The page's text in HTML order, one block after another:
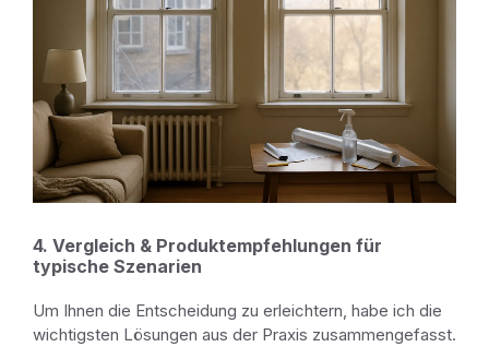
4. Vergleich & Produktempfehlungen für
typische Szenarien
Um Ihnen die Entscheidung zu erleichtern, habe ich die
wichtigsten Lösungen aus der Praxis zusammengefasst.